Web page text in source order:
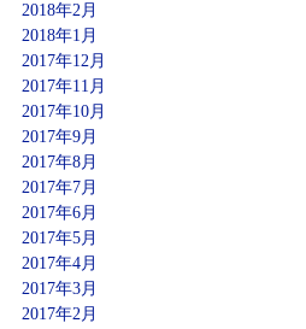
2018年2月
2018年1月
2017年12月
2017年11月
2017年10月
2017年9月
2017年8月
2017年7月
2017年6月
2017年5月
2017年4月
2017年3月
2017年2月